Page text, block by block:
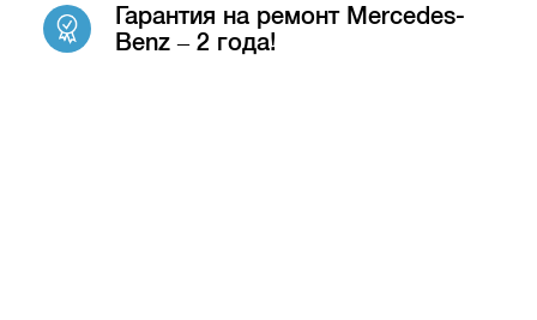
Гарантия на ремонт Mercedes-
Benz – 2 года!